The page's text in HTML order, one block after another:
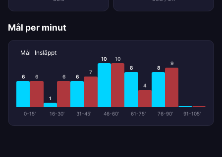
Mål per minut
Mål Insläppt
6 6
0-15'
1
6
16-30'
6
7
31-45'
10 10
46-60'
8
4
61-75'
8
9
76-90' 91-105'